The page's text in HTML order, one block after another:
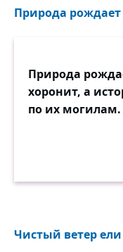
Природа
Природа
хоронит, а
по их могилам.
Чистый ветер